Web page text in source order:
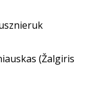
(Žalgiris